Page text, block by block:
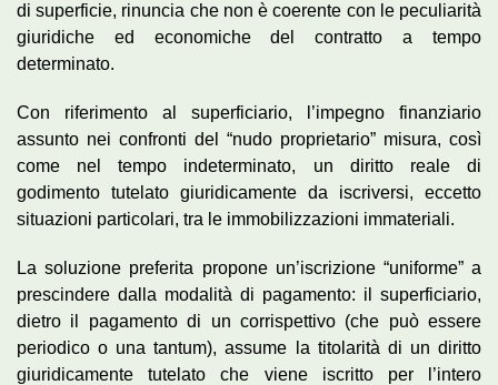
di superficie, rinuncia che non è coerente con le peculiarità
giuridiche ed economiche del contratto a tempo
determinato.
Con riferimento al superficiario, l’impegno finanziario
assunto nei confronti del “nudo proprietario” misura, così
come nel tempo indeterminato, un diritto reale di
godimento tutelato giuridicamente da iscriversi, eccetto
situazioni particolari, tra le immobilizzazioni immateriali.
La soluzione preferita propone un’iscrizione “uniforme” a
prescindere dalla modalità di pagamento: il superficiario,
dietro il pagamento di un corrispettivo (che può essere
periodico o una tantum), assume la titolarità di un diritto
giuridicamente tutelato che viene iscritto per l’intero